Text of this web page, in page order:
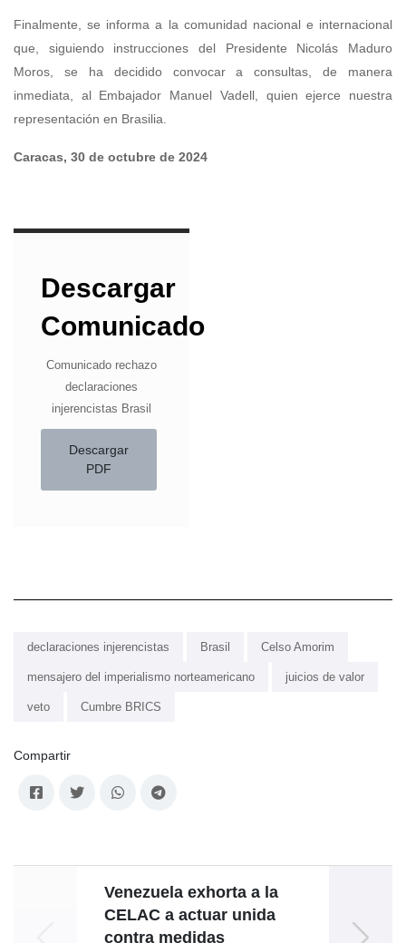
Finalmente, se informa a la comunidad nacional e internacional
que, siguiendo instrucciones del Presidente Nicolás Maduro
Moros, se ha decidido convocar a consultas, de manera
inmediata, al Embajador Manuel Vadell, quien ejerce nuestra
representación en Brasilia.
Caracas, 30 de octubre de 2024
Descargar
Comunicado
Comunicado rechazo
declaraciones
injerencistas Brasil
Descargar
PDF
declaraciones injerencistas Brasil Celso Amorim
mensajero del imperialismo norteamericano juicios de valor
veto Cumbre BRICS
Compartir
Venezuela exhorta a la
CELAC a actuar unida
contra medidas